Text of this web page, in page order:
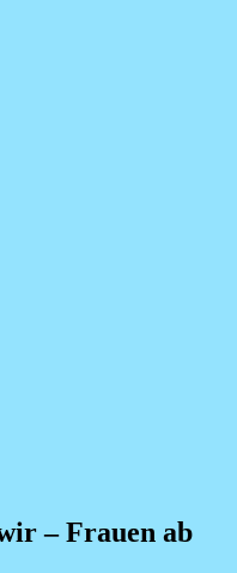
– Frauen ab